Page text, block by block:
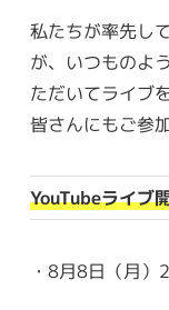
私たちが率先し
が、いつものよ
ただいてライブ
皆さんにもご参
YouTubeライブ
・8月8日（月